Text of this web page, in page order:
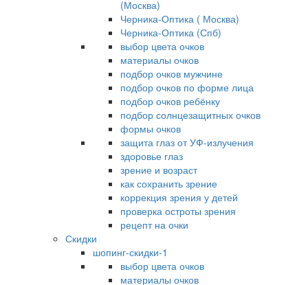
(Москва)
Черника-Оптика ( Москва)
Черника-Оптика (Спб)
выбор цвета очков
материалы очков
подбор очков мужчине
подбор очков по форме лица
подбор очков ребёнку
подбор солнцезащитных очков
формы очков
защита глаз от УФ-излучения
здоровье глаз
зрение и возраст
как сохранить зрение
коррекция зрения у детей
проверка остроты зрения
рецепт на очки
Скидки
шопинг-скидки-1
выбор цвета очков
материалы очков